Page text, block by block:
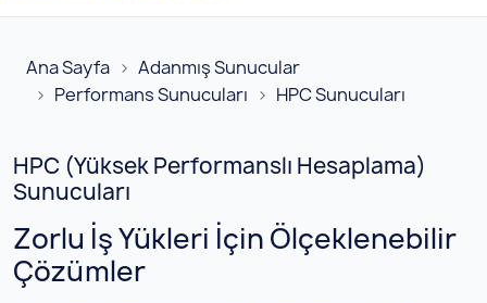
Ana Sayfa
Adanmış Sunucular
Performans Sunucuları
HPC Sunucuları
HPC (Yüksek Performanslı Hesaplama)
Sunucuları
Zorlu İş Yükleri İçin Ölçeklenebilir
Çözümler